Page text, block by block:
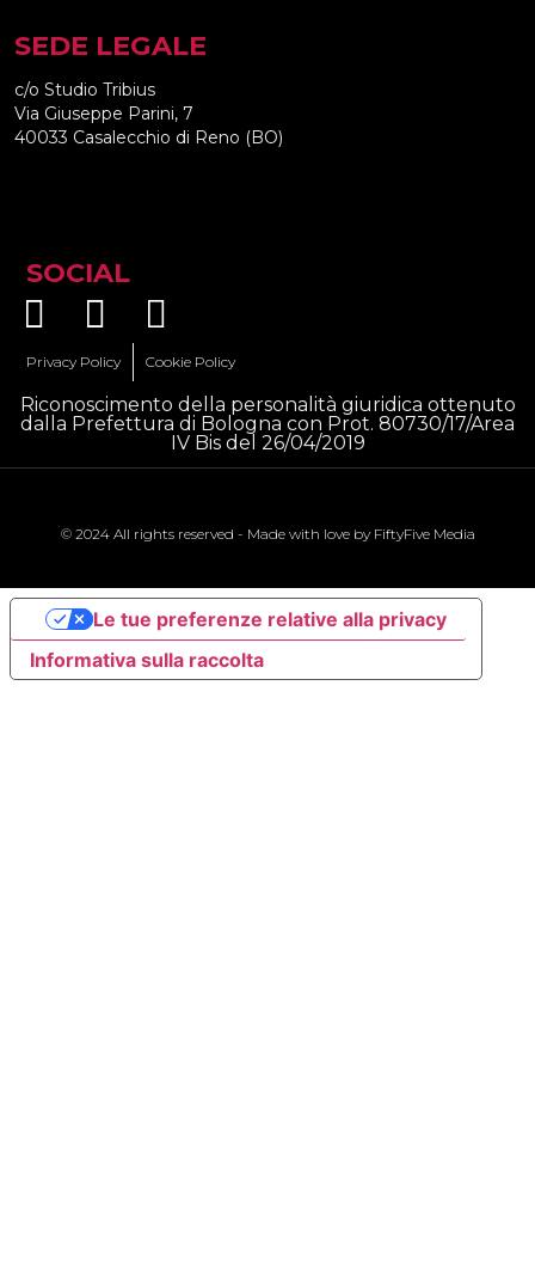
SEDE LEGALE
c/o Studio Tribius
Via Giuseppe Parini, 7
40033 Casalecchio di Reno (BO)
SOCIAL
Privacy Policy Cookie Policy
Riconoscimento della personalità giuridica ottenuto
dalla Prefettura di Bologna con Prot. 80730/17/Area
IV Bis del 26/04/2019
© 2024 All rights reserved - Made with love by FiftyFive Media
Informativa sulla raccolta
Le tue preferenze relative alla privacy